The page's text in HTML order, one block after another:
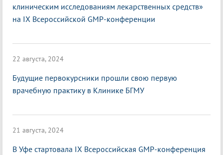
клиническим исследованиям лекарственных средств»
на IX Всероссийской GMP-конференции
22 августа, 2024
Будущие первокурсники прошли свою первую
врачебную практику в Клинике БГМУ
21 августа, 2024
В Уфе стартовала IX Всероссийская GMP-конференция